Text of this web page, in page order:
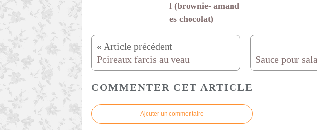
l (brownie- amand
es chocolat)
Poireaux farcis au veau
COMMENTER CET ARTICLE
Ajouter un commentaire